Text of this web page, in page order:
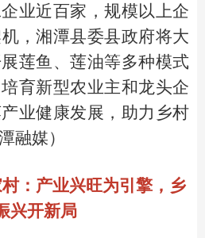
业近百家，规模以上企
，湘潭县委县政府将大
莲鱼、莲油等多种模式
育新型农业主和龙头企
业健康发展，助力乡村
融媒）
：产业兴旺为引擎，乡
兴开新局